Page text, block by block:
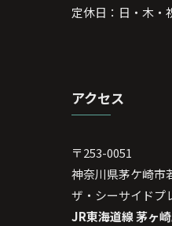
定休日：日・木・
アクセス
〒253-0051
神奈川県茅ケ崎市
ザ・シーサイドプ
JR東海道線 茅ヶ